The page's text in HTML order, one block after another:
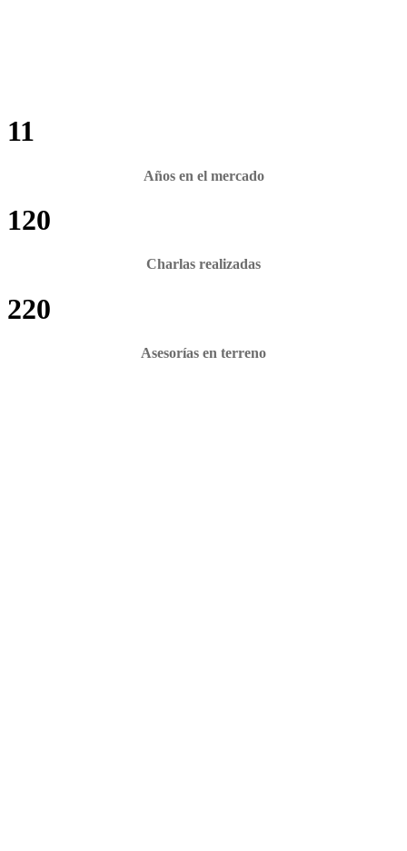
11
Años en el mercado
120
Charlas realizadas
220
Asesorías en terreno